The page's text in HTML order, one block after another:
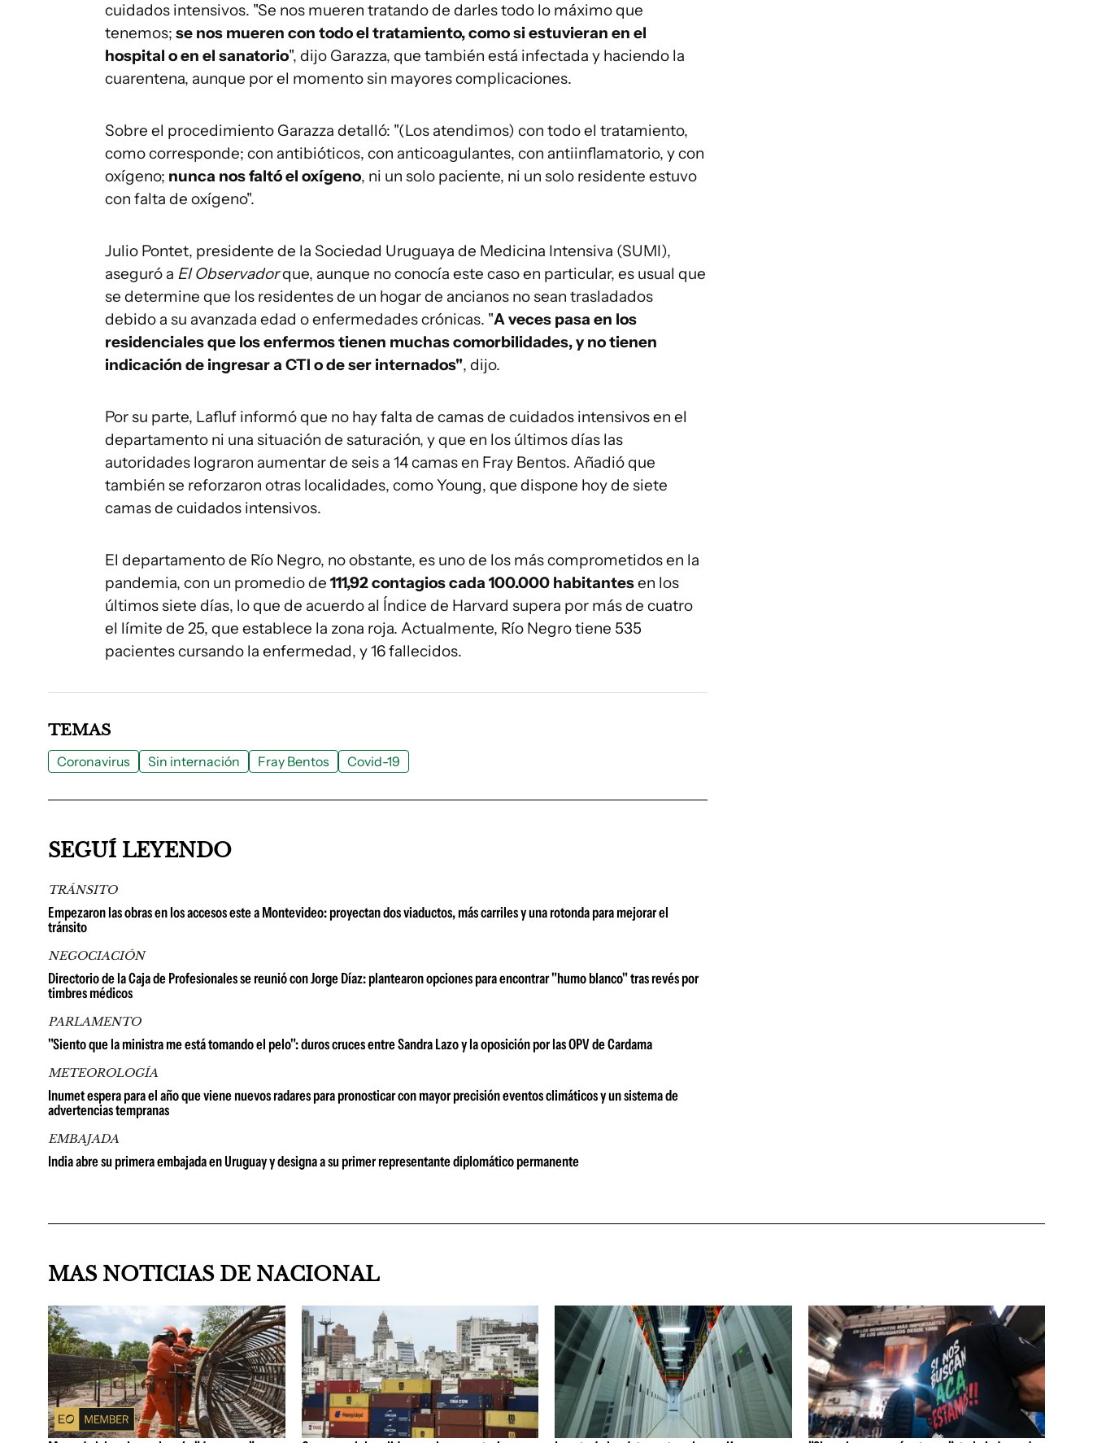
cuidados intensivos. "Se nos mueren tratando de darles todo lo máximo que
tenemos; se nos mueren con todo el tratamiento, como si estuvieran en el
hospital o en el sanatorio", dijo Garazza, que también está infectada y haciendo la
cuarentena, aunque por el momento sin mayores complicaciones.
Sobre el procedimiento Garazza detalló: "(Los atendimos) con todo el tratamiento,
como corresponde; con antibióticos, con anticoagulantes, con antiinflamatorio, y con
oxígeno; nunca nos faltó el oxígeno, ni un solo paciente, ni un solo residente estuvo
con falta de oxígeno".
Julio Pontet, presidente de la Sociedad Uruguaya de Medicina Intensiva (SUMI),
aseguró a El Observadorque, aunque no conocía este caso en particular, es usual que
se determine que los residentes de un hogar de ancianos no sean trasladados
debido a su avanzada edad o enfermedades crónicas. "A veces pasa en los
residenciales que los enfermos tienen muchas comorbilidades, y no tienen
indicación de ingresar a CTI o de ser internados", dijo.
Por su parte, Lafluf informó que no hay falta de camas de cuidados intensivos en el
departamento ni una situación de saturación, y que en los últimos días las
autoridades lograron aumentar de seis a 14 camas en Fray Bentos. Añadió que
también se reforzaron otras localidades, como Young, que dispone hoy de siete
camas de cuidados intensivos.
El departamento de Río Negro, no obstante, es uno de los más comprometidos en la
pandemia, con un promedio de 111,92 contagios cada 100.000 habitantesen los
últimos siete días, lo que de acuerdo al Índice de Harvard supera por más de cuatro
el límite de 25, que establece la zona roja. Actualmente, Río Negro tiene 535
pacientes cursando la enfermedad, y 16 fallecidos.
TEMAS
Coronavirus Sin internación Fray Bentos Covid-19
SEGUÍ LEYENDO
TRÁNSITO
Empezaron las obras en los accesos este a Montevideo: proyectan dos viaductos, más carriles y una rotonda para mejorar el
tránsito
NEGOCIACIÓN
Directorio de la Caja de Profesionales se reunió con Jorge Díaz: plantearon opciones para encontrar "humo blanco" tras revés por
timbres médicos
PARLAMENTO
"Siento que la ministra me está tomando el pelo": duros cruces entre Sandra Lazo y la oposición por las OPV de Cardama
METEOROLOGÍA
Inumet espera para el año que viene nuevos radares para pronosticar con mayor precisión eventos climáticos y un sistema de
advertencias tempranas
EMBAJADA
India abre su primera embajada en Uruguay y designa a su primer representante diplomático permanente
MAS NOTICIAS DE NACIONAL